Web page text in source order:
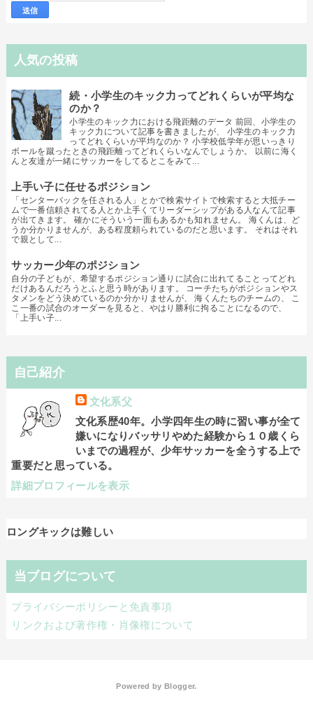
人気の投稿
続・小学生のキック力ってどれくらいが平均な
のか？
小学生のキック力における飛距離のデータ 前回、小学生の
キック力について記事を書きましたが、 小学生のキック力
ってどれくらいが平均なのか？ 小学校低学年が思いっきり
ボールを蹴ったときの飛距離ってどれくらいなんでしょうか。 以前に海く
んと友達が一緒にサッカーをしてるとこをみて...
上手い子に任せるポジション
「センターバックを任される人」とかで検索サイトで検索すると大抵チー
ムで一番信頼されてる人とか上手くてリーダーシップがある人なんて記事
が出てきます。 確かにそういう一面もあるかも知れません。 海くんは、ど
うか分かりませんが、ある程度頼られているのだと思います。 それはそれ
で親として...
サッカー少年のポジション
自分の子どもが、希望するポジション通りに試合に出れてることってどれ
だけあるんだろうとふと思う時があります。 コーチたちがポジションやス
タメンをどう決めているのか分かりませんが、 海くんたちのチームの、 こ
こ一番の試合のオーダーを見ると、やはり勝利に拘ることになるので、
「上手い子...
自己紹介
文化系父
文化系歴40年。小学四年生の時に習い事が全て
嫌いになりバッサリやめた経験から１０歳くら
いまでの過程が、少年サッカーを全うする上で
重要だと思っている。
詳細プロフィールを表示
ロングキックは難しい
当ブログについて
プライバシーポリシーと免責事項
リンクおよび著作権・肖像権について
Powered by Blogger.